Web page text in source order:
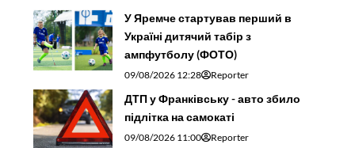
У Яремче стартував перший в
Україні дитячий табір з
ампфутболу (ФОТО)
09/08/2026 12:28 Reporter
ДТП у Франківську - авто збило
підлітка на самокаті
09/08/2026 11:00 Reporter